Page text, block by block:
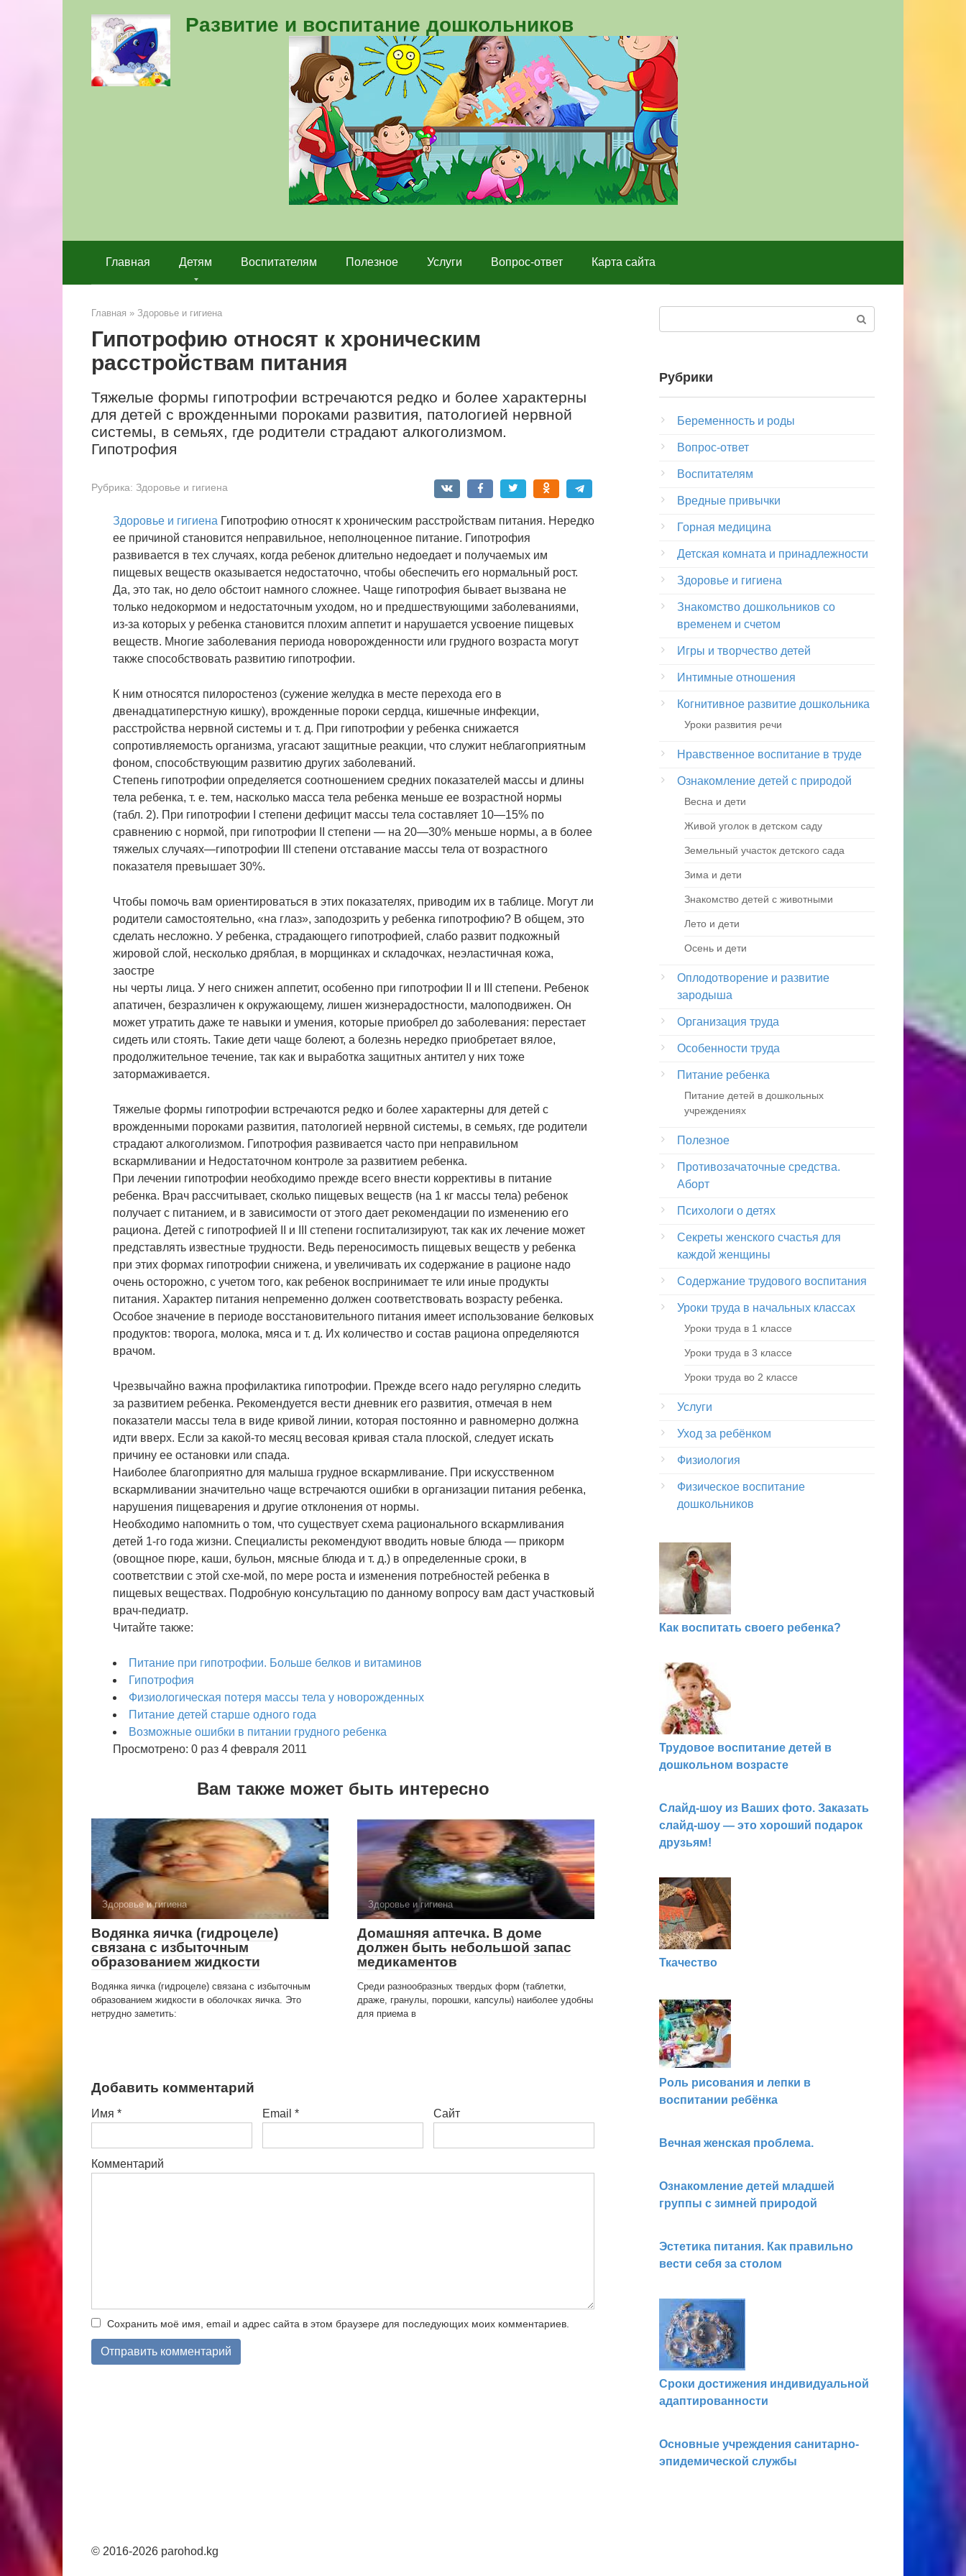
Развитие и воспитание дошкольников
Главная Детям Воспитателям Полезное Услуги Вопрос-ответ Карта сайта
Главная » Здоровье и гигиена
Гипотрофию относят к хроническим
расстройствам питания
Тяжелые формы гипотрофии встречаются редко и бо­лее характерны
для детей с врожденными пороками развития, патологией нервной
системы, в семьях, где родители страдают алкоголизмом.
Гипотрофия
Рубрика: Здоровье и гигиена
Здоровье и гигиена Гипотрофию относят к хроническим расстройствам питания. Нередко
ее причиной становится неправильное, неполноценное питание. Гипотрофия
развивается в тех случаях, когда ребенок длительно недоедает и получаемых им
пищевых веществ оказывается недостаточно, чтобы обеспечить его нормальный рост.
Да, это так, но дело обстоит намного сложнее. Чаще гипотрофия бывает вызвана не
только недокормом и недостаточным уходом, но и предшествующими заболеваниями,
из-за которых у ребенка становится плохим аппетит и нарушается усвоение пищевых
веществ. Многие заболевания периода новорожденности или грудного возраста могут
также способствовать развитию гипотрофии.
К ним относятся пилоростеноз (сужение желудка в месте перехода его в
двенадцатиперстную кишку), врожденные пороки сердца, кишечные инфекции,
расстройства нервной системы и т. д. При гипотрофии у ребенка снижается
сопротивляемость организма, угасают защитные реакции, что служит неблагоприятным
фоном, способствующим развитию других заболеваний.
Степень гипотрофии определяется соотношением средних показателей массы и длины
тела ребенка, т. е. тем, насколько масса тела ребенка меньше ее возрастной нормы
(табл. 2). При гипотрофии I степени дефицит массы тела составляет 10—15% по
сравнению с нормой, при гипотрофии II степени — на 20—30% меньше нормы, а в более
тяжелых случаях—гипотрофии III степени отставание массы тела от возрастного
показателя превышает 30%.
Чтобы помочь вам ориентироваться в этих показателях, приводим их в таблице. Могут ли
родители самостоятельно, «на глаз», заподозрить у ребенка гипотрофию? В общем, это
сделать несложно. У ребенка, страдающего гипотрофией, слабо развит подкожный
жировой слой, несколько дряблая, в морщинках и складочках, неэластичная кожа,
заостре
ны черты лица. У него снижен аппетит, особенно при гипотрофии II и III степени. Ребенок
апатичен, безразличен к окружающему, лишен жизнерадостности, малоподвижен. Он
может утратить даже те навыки и умения, которые приобрел до заболевания: перестает
сидеть или стоять. Такие дети чаще болеют, а болезнь нередко приобретает вялое,
продолжительное течение, так как и выработка защитных антител у них тоже
затормаживается.
Тяжелые формы гипотрофии встречаются редко и более характерны для детей с
врожденными пороками развития, патологией нервной системы, в семьях, где родители
страдают алкоголизмом. Гипотрофия развивается часто при неправильном
вскармливании и Недостаточном контроле за развитием ребенка.
При лечении гипотрофии необходимо прежде всего внести коррективы в питание
ребенка. Врач рассчитывает, сколько пищевых веществ (на 1 кг массы тела) ребенок
получает с питанием, и в зависимости от этого дает рекомендации по изменению его
рациона. Детей с гипотрофией II и III степени госпитализируют, так как их лечение может
представлять известные трудности. Ведь переносимость пищевых веществ у ребенка
при этих формах гипотрофии снижена, и увеличивать их содержание в рационе надо
очень осторожно, с учетом того, как ребенок воспринимает те или иные продукты
питания. Характер питания непременно должен соответствовать возрасту ребенка.
Особое значение в периоде восстановительного питания имеет использование белковых
продуктов: творога, молока, мяса и т. д. Их количество и состав рациона определяются
врачом.
Чрезвычайно важна профилактика гипотрофии. Прежде всего надо регулярно следить
за развитием ребенка. Рекомендуется вести дневник его развития, отмечая в нем
показатели массы тела в виде кривой линии, которая постоянно и равномерно должна
идти вверх. Если за какой-то месяц весовая кривая стала плоской, следует искать
причину ее остановки или спада.
Наиболее благоприятно для малыша грудное вскармливание. При искусственном
вскармливании значительно чаще встречаются ошибки в организации питания ребенка,
нарушения пищеварения и другие отклонения от нормы.
Необходимо напомнить о том, что существует схема рационального вскармливания
детей 1-го года жизни. Специалисты рекомендуют вводить новые блюда — прикорм
(овощное пюре, каши, бульон, мясные блюда и т. д.) в определенные сроки, в
соответствии с этой схе-мой, по мере роста и изменения потребностей ребенка в
пищевых веществах. Подробную консультацию по данному вопросу вам даст участковый
врач-педиатр.
Читайте также:
Питание при гипотрофии. Больше белков и витаминов
Гипотрофия
Физиологическая потеря массы тела у новорожденных
Питание детей старше одного года
Возможные ошибки в питании грудного ребенка
Просмотрено: 0 раз 4 февраля 2011
Вам также может быть интересно
Здоровье и гигиена
Водянка яичка (гидроцеле)
связана с избыточ­ным
образованием жидкости
Водянка яичка (гидроцеле) связана с избыточ­ным
образованием жидкости в оболочках яичка. Это
нетрудно заметить:
Здоровье и гигиена
Домашняя аптечка. В доме
должен быть небольшой запас
медика­ментов
Среди разнообразных твердых форм (таблетки,
драже, гранулы, порошки, капсулы) наиболее удоб­ны
для приема в
Добавить комментарий
Имя * Email * Сайт
Комментарий
Сохранить моё имя, email и адрес сайта в этом браузере для последующих моих комментариев.
Рубрики
Беременность и роды
Вопрос-ответ
Воспитателям
Вредные привычки
Горная медицина
Детская комната и принадлежности
Здоровье и гигиена
Знакомство дошкольников со
временем и счетом
Игры и творчество детей
Интимные отношения
Когнитивное развитие дошкольника
Уроки развития речи
Нравственное воспитание в труде
Ознакомление детей с природой
Весна и дети
Живой уголок в детском саду
Земельный участок детского сада
Зима и дети
Знакомство детей с животными
Лето и дети
Осень и дети
Оплодотворение и развитие
зародыша
Организация труда
Особенности труда
Питание ребенка
Питание детей в дошкольных
учреждениях
Полезное
Противозачаточные средства.
Аборт
Психологи о детях
Секреты женского счастья для
каждой женщины
Содержание трудового воспитания
Уроки труда в начальных классах
Уроки труда в 1 классе
Уроки труда в 3 классе
Уроки труда во 2 классе
Услуги
Уход за ребёнком
Физиология
Физическое воспитание
дошкольников
Как воспитать своего ребенка?
Трудовое воспитание детей в
дошкольном возрасте
Слайд-шоу из Ваших фото. Заказать
слайд-шоу — это хороший подарок
друзьям!
Ткачество
Роль рисования и лепки в
воспитании ребёнка
Вечная женская проблема.
Ознакомление детей младшей
группы с зимней природой
Эстетика питания. Как правильно
вести себя за столом
Сроки достижения индивидуальной
адаптированности
Основные учреждения санитарно-
эпидемической службы
© 2016-2026 parohod.kg